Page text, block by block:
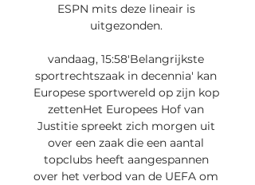
ESPN mits deze lineair is
uitgezonden.
vandaag, 15:58'Belangrijkste
sportrechtszaak in decennia' kan
Europese sportwereld op zijn kop
zettenHet Europees Hof van
Justitie spreekt zich morgen uit
over een zaak die een aantal
topclubs heeft aangespannen
over het verbod van de UEFA om